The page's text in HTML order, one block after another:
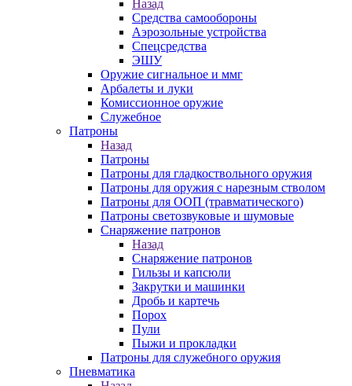
Назад
Средства самообороны
Аэрозольные устройства
Спецсредства
ЭШУ
Оружие сигнальное и ммг
Арбалеты и луки
Комиссионное оружие
Служебное
Патроны
Назад
Патроны
Патроны для гладкоствольного оружия
Патроны для оружия с нарезным стволом
Патроны для ООП (травматического)
Патроны светозвуковые и шумовые
Снаряжение патронов
Назад
Снаряжение патронов
Гильзы и капсюли
Закрутки и машинки
Дробь и картечь
Порох
Пули
Пыжи и прокладки
Патроны для служебного оружия
Пневматика